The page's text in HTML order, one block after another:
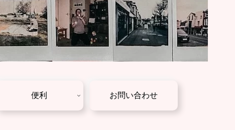
便利 お問い合わせ